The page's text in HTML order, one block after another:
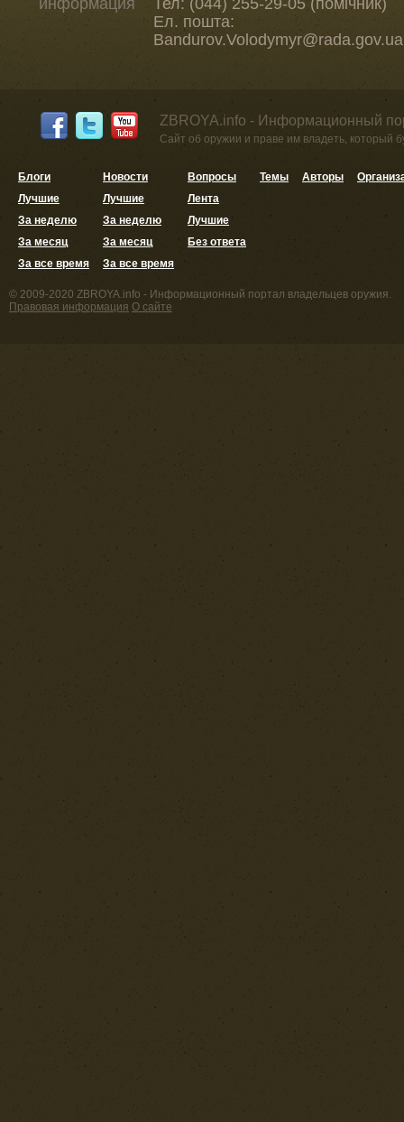
информация
Тел: (044) 255-29-05 (помічник)
Ел. пошта:
Bandurov.Volodymyr@rada.gov.ua
ZBROYA.info - Информационный
Сайт об оружии и праве им владеть, который
Блоги
Лучшие
За неделю
За месяц
За все время
Новости
Лучшие
За неделю
За месяц
За все время
Вопросы
Лента
Лучшие
Без ответа
Темы Авторы
© 2009-2020 ZBROYA.info - Информационный портал владельцев оружия.
Правовая информация О сайте